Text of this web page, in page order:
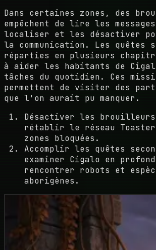
Dans certaines zones, des
empêchent de lire les
localiser et les désactiver
la communication. Les quêtes
réparties en plusieurs
à aider les habitants de
tâches du quotidien. Ces
permettent de visiter des
que l'on aurait pu manquer.
Désactiver les brouilleurs
rétablir le réseau
zones bloquées.
Accomplir les quêtes
examiner Cigalo en
rencontrer robots et
aborigènes.